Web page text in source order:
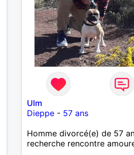
Ulm
Dieppe - 57 ans
Homme divorcé(e) de 57
recherche rencontre